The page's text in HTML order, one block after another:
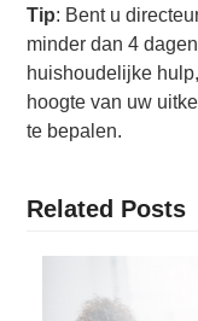
Tip: Bent u
minder dan 4
huishoudelijke
hoogte van uw
te bepalen.
Related Posts